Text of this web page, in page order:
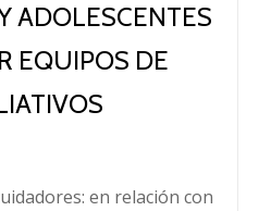
ADOLESCENTES
EQUIPOS DE
en relación con